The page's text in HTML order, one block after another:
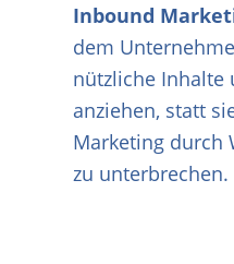
Inbound
dem
nützliche Inhalte
anziehen, statt
Marketing durch
zu unterbrechen.